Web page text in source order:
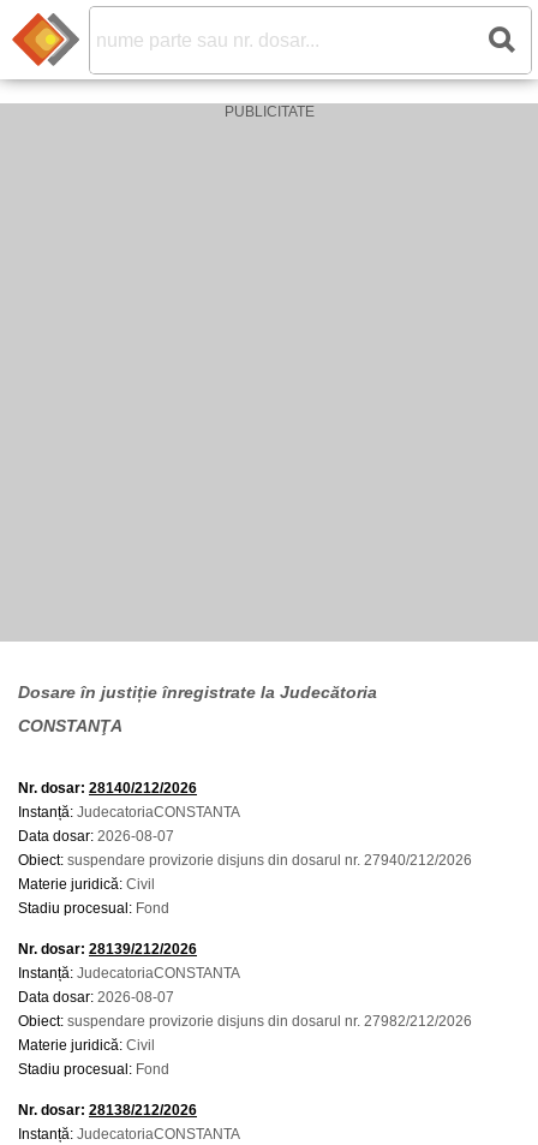
Dosare în justiție înregistrate la Judecătoria
CONSTANŢA
Nr. dosar: 28140/212/2026
Instanță: JudecatoriaCONSTANTA
Data dosar: 2026-08-07
Obiect: suspendare provizorie disjuns din dosarul nr. 27940/212/2026
Materie juridică: Civil
Stadiu procesual: Fond
Nr. dosar: 28139/212/2026
Instanță: JudecatoriaCONSTANTA
Data dosar: 2026-08-07
Obiect: suspendare provizorie disjuns din dosarul nr. 27982/212/2026
Materie juridică: Civil
Stadiu procesual: Fond
Nr. dosar: 28138/212/2026
Instanță: JudecatoriaCONSTANTA